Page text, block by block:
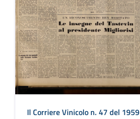
Il Corriere Vinicolo n. 47 del 1959